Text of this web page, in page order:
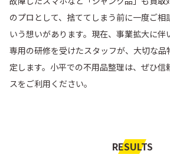
のプロとして、捨ててしまう前に一度ご相
いう想いがあります。現在、事業拡大に伴
専用の研修を受けたスタッフが、大切な品
定します。小平での不用品整理は、ぜひ信
スをご利用ください。
RESULTS